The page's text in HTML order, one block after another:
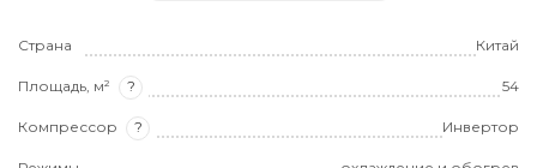
Страна Китай
Площадь, м² ? 54
Компрессор ? Инвертор